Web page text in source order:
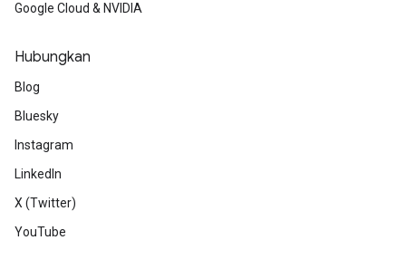
Google Cloud & NVIDIA
Hubungkan
Blog
Bluesky
Instagram
LinkedIn
X (Twitter)
YouTube